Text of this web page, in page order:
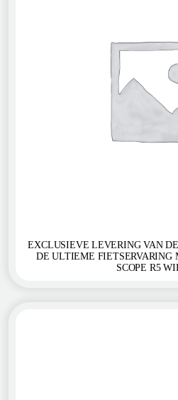
EXCLUSIEVE LEVERING VAN
DE ULTIEME FIETSERVARING
SCOPE R5